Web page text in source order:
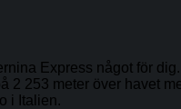
Express något för
253 meter över havet
i Italien.